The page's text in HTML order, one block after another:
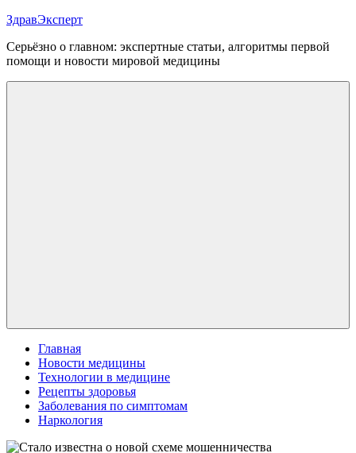
Перейти
содержимому
ЗдравЭксперт
Серьёзно о главном: экспертные статьи, алгоритмы первой
помощи и новости мировой медицины
Главная
Новости медицины
Технологии в медицине
Рецепты здоровья
Заболевания по симптомам
Наркология